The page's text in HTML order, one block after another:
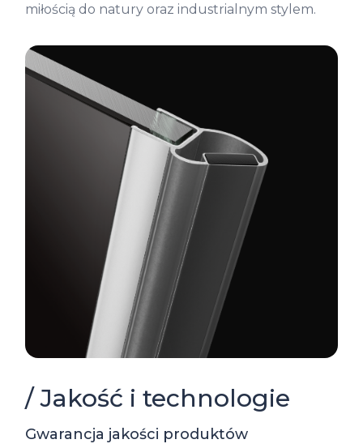
miłością do natury oraz industrialnym stylem.
/ Jakość i technologie
Gwarancja jakości produktów